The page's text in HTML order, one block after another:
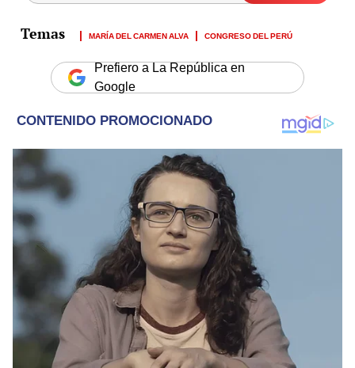
MARÍA DEL CARMEN ALVA CONGRESO DEL PERÚ
Prefiero a La República en
Google